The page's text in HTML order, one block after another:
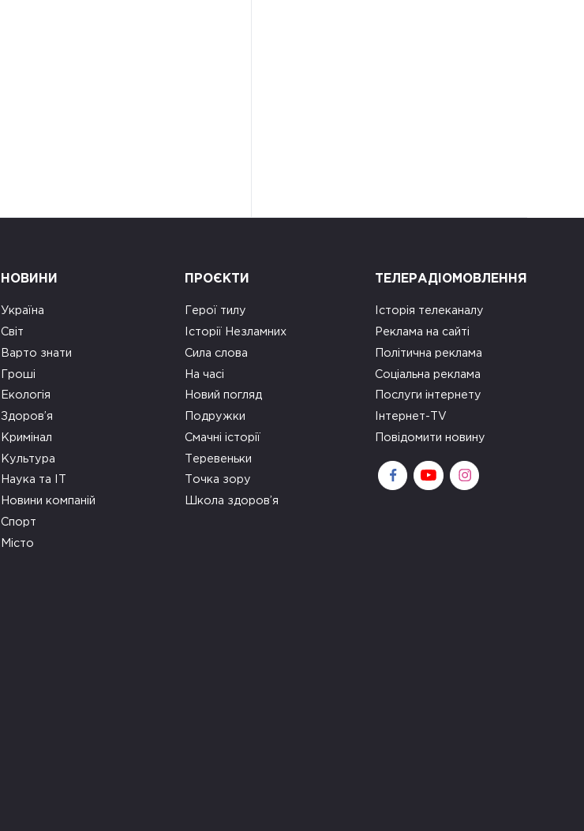
НОВИНИ
Україна
Світ
Варто знати
Гроші
Екологія
Здоров’я
Кримінал
Культура
Наука та ІТ
Новини компаній
Спорт
Місто
ПРОЄКТИ
Герої тилу
Історії Незламних
Сила слова
На часі
Новий погляд
Подружки
Смачні історії
Теревеньки
Точка зору
Школа здоров’я
ТЕЛЕРАДІОМОВЛЕННЯ
Історія телеканалу
Реклама на сайті
Політична реклама
Соціальна реклама
Послуги інтернету
Інтернет-TV
Повідомити новину